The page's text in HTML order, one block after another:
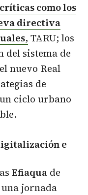
como los
directiva
, TARU; los
del sistema de
nuevo Real
de
ciclo urbano
e
Efiaqua de
jornada